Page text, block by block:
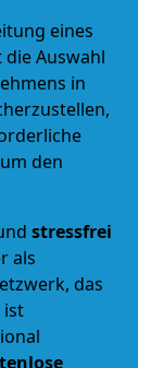
eines
Auswahl
in
den
stressfrei
als
das
ist